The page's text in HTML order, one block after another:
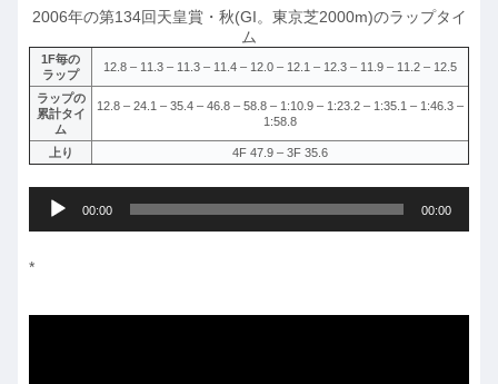
2006年の第134回天皇賞・秋(GI。東京芝2000m)のラップタイ
ム
1F毎の
ラップ
12.8 – 11.3 – 11.3 – 11.4 – 12.0 – 12.1 – 12.3 – 11.9 – 11.2 – 12.5
ラップの
累計タイ
ム
12.8 – 24.1 – 35.4 – 46.8 – 58.8 – 1:10.9 – 1:23.2 – 1:35.1 – 1:46.3 –
1:58.8
上り 4F 47.9 – 3F 35.6
00:00 00:00
*